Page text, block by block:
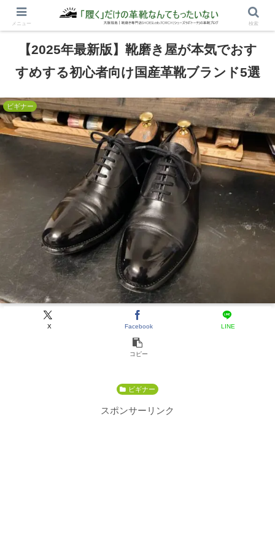
【2025年最新版】靴磨き屋が本気でおす
すめする初心者向け国産革靴ブランド5選
ビギナー
X Facebook LINE
コピー
2021.11.08 2025.02.17
ビギナー
スポンサーリンク
メニュー 検索